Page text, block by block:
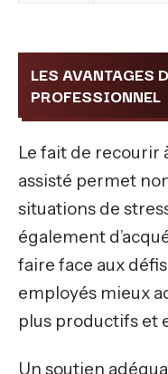
LES AVANTAGES
PROFESSIONNEL
Le fait de recourir
assisté permet
situations de
également
faire face aux
employés mieux
plus productifs et
Un soutien